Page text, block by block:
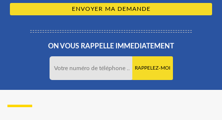
ON VOUS RAPPELLE IMMEDIATEMENT